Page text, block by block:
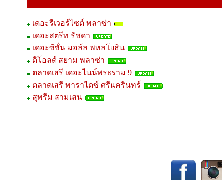
เดอะรีเวอร์ไซต์ พลาซ่า
เดอะสตรีท รัชดา
เดอะซีซั่น มอล์ล พหลโยธิน
ดิโอลด์ สยาม พลาซ่า
ตลาดเสรี เดอะไนน์พระราม 9
ตลาดเสรี พาราไดซ์ ศรีนครินทร์
สุพรีม สามเสน